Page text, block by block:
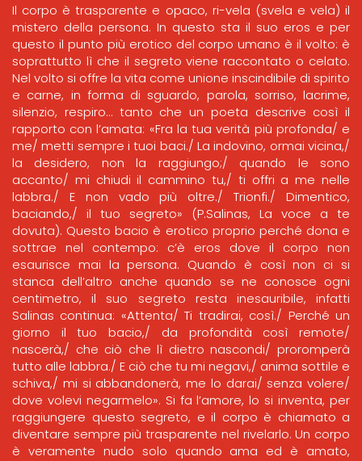
Il corpo è trasparente e opaco, ri-vela (svela e vela) il
mistero della persona. In questo sta il suo eros e per
questo il punto più erotico del corpo umano è il volto: è
soprattutto lì che il segreto viene raccontato o celato.
Nel volto si offre la vita come unione inscindibile di spirito
e carne, in forma di sguardo, parola, sorriso, lacrime,
silenzio, respiro… tanto che un poeta descrive così il
rapporto con l’amata: «Fra la tua verità più profonda/ e
me/ metti sempre i tuoi baci./ La indovino, ormai vicina,/
la desidero, non la raggiungo;/ quando le sono
accanto/ mi chiudi il cammino tu,/ ti offri a me nelle
labbra./ E non vado più oltre./ Trionfi./ Dimentico,
baciando,/ il tuo segreto» (P.Salinas, La voce a te
dovuta). Questo bacio è erotico proprio perché dona e
sottrae nel contempo: c’è eros dove il corpo non
esaurisce mai la persona. Quando è così non ci si
stanca dell’altro anche quando se ne conosce ogni
centimetro, il suo segreto resta inesauribile, infatti
Salinas continua: «Attenta/ Ti tradirai, così./ Perché un
giorno il tuo bacio,/ da profondità così remote/
nascerà,/ che ciò che lì dietro nascondi/ proromperà
tutto alle labbra./ E ciò che tu mi negavi,/ anima sottile e
schiva,/ mi si abbandonerà, me lo darai/ senza volere/
dove volevi negarmelo». Si fa l’amore, lo si inventa, per
raggiungere questo segreto, e il corpo è chiamato a
diventare sempre più trasparente nel rivelarlo. Un corpo
è veramente nudo solo quando ama ed è amato,